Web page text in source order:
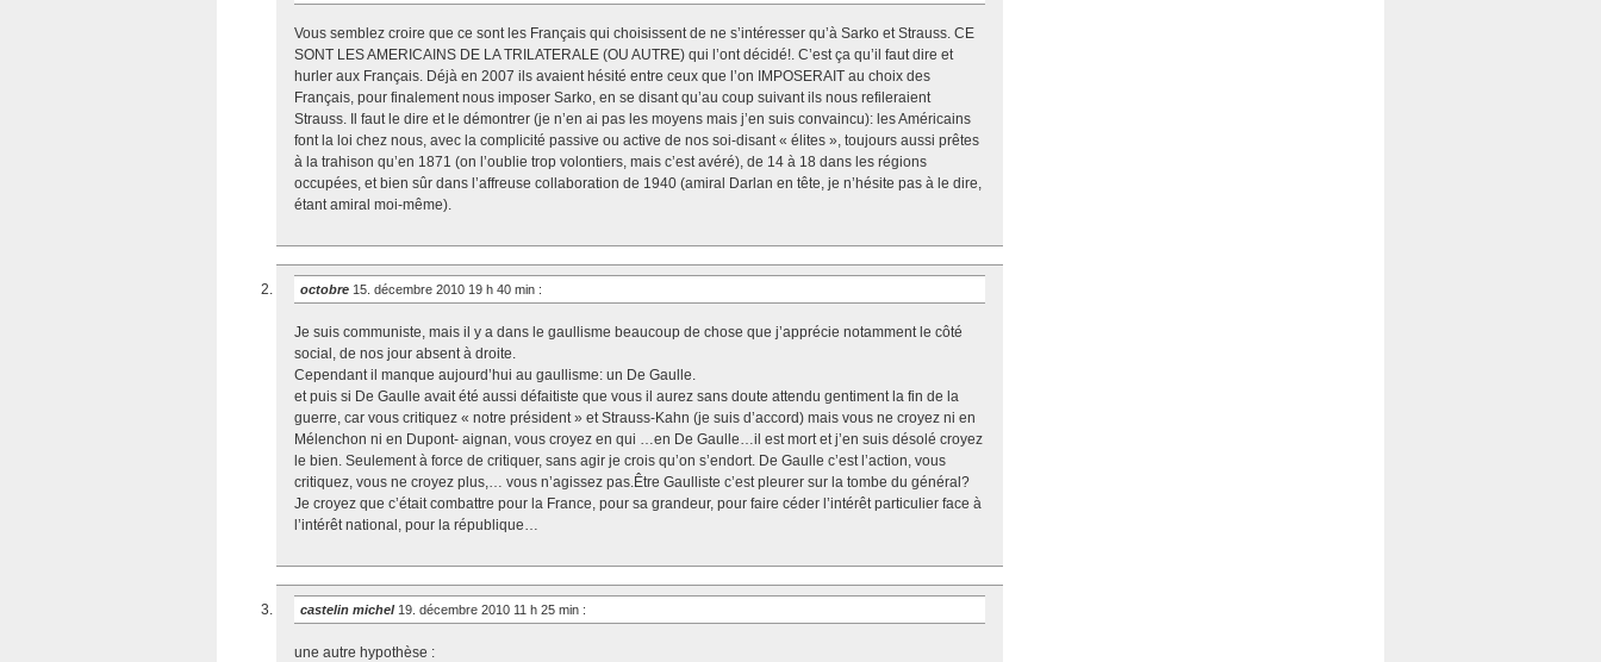
Vous semblez croire que ce sont les Français qui choisissent de ne s’intéresser qu’à Sarko et Strauss. CE
SONT LES AMERICAINS DE LA TRILATERALE (OU AUTRE) qui l’ont décidé!. C’est ça qu’il faut dire et
hurler aux Français. Déjà en 2007 ils avaient hésité entre ceux que l’on IMPOSERAIT au choix des
Français, pour finalement nous imposer Sarko, en se disant qu’au coup suivant ils nous refileraient
Strauss. Il faut le dire et le démontrer (je n’en ai pas les moyens mais j’en suis convaincu): les Américains
font la loi chez nous, avec la complicité passive ou active de nos soi-disant « élites », toujours aussi prêtes
à la trahison qu’en 1871 (on l’oublie trop volontiers, mais c’est avéré), de 14 à 18 dans les régions
occupées, et bien sûr dans l’affreuse collaboration de 1940 (amiral Darlan en tête, je n’hésite pas à le dire,
étant amiral moi-même).
octobre 15. décembre 2010 19 h 40 min :
Je suis communiste, mais il y a dans le gaullisme beaucoup de chose que j’apprécie notamment le côté
social, de nos jour absent à droite.
Cependant il manque aujourd’hui au gaullisme: un De Gaulle.
et puis si De Gaulle avait été aussi défaitiste que vous il aurez sans doute attendu gentiment la fin de la
guerre, car vous critiquez « notre président » et Strauss-Kahn (je suis d’accord) mais vous ne croyez ni en
Mélenchon ni en Dupont- aignan, vous croyez en qui …en De Gaulle…il est mort et j’en suis désolé croyez
le bien. Seulement à force de critiquer, sans agir je crois qu’on s’endort. De Gaulle c’est l’action, vous
critiquez, vous ne croyez plus,… vous n’agissez pas.Être Gaulliste c’est pleurer sur la tombe du général?
Je croyez que c’était combattre pour la France, pour sa grandeur, pour faire céder l’intérêt particulier face à
l’intérêt national, pour la république…
castelin michel 19. décembre 2010 11 h 25 min :
une autre hypothèse :